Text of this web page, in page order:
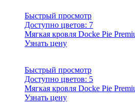
Быстрый просмотр
Доступно цветов: 7
Мягкая кровля Docke Pie
Узнать цену
Быстрый просмотр
Доступно цветов: 5
Мягкая кровля Docke Pie
Узнать цену